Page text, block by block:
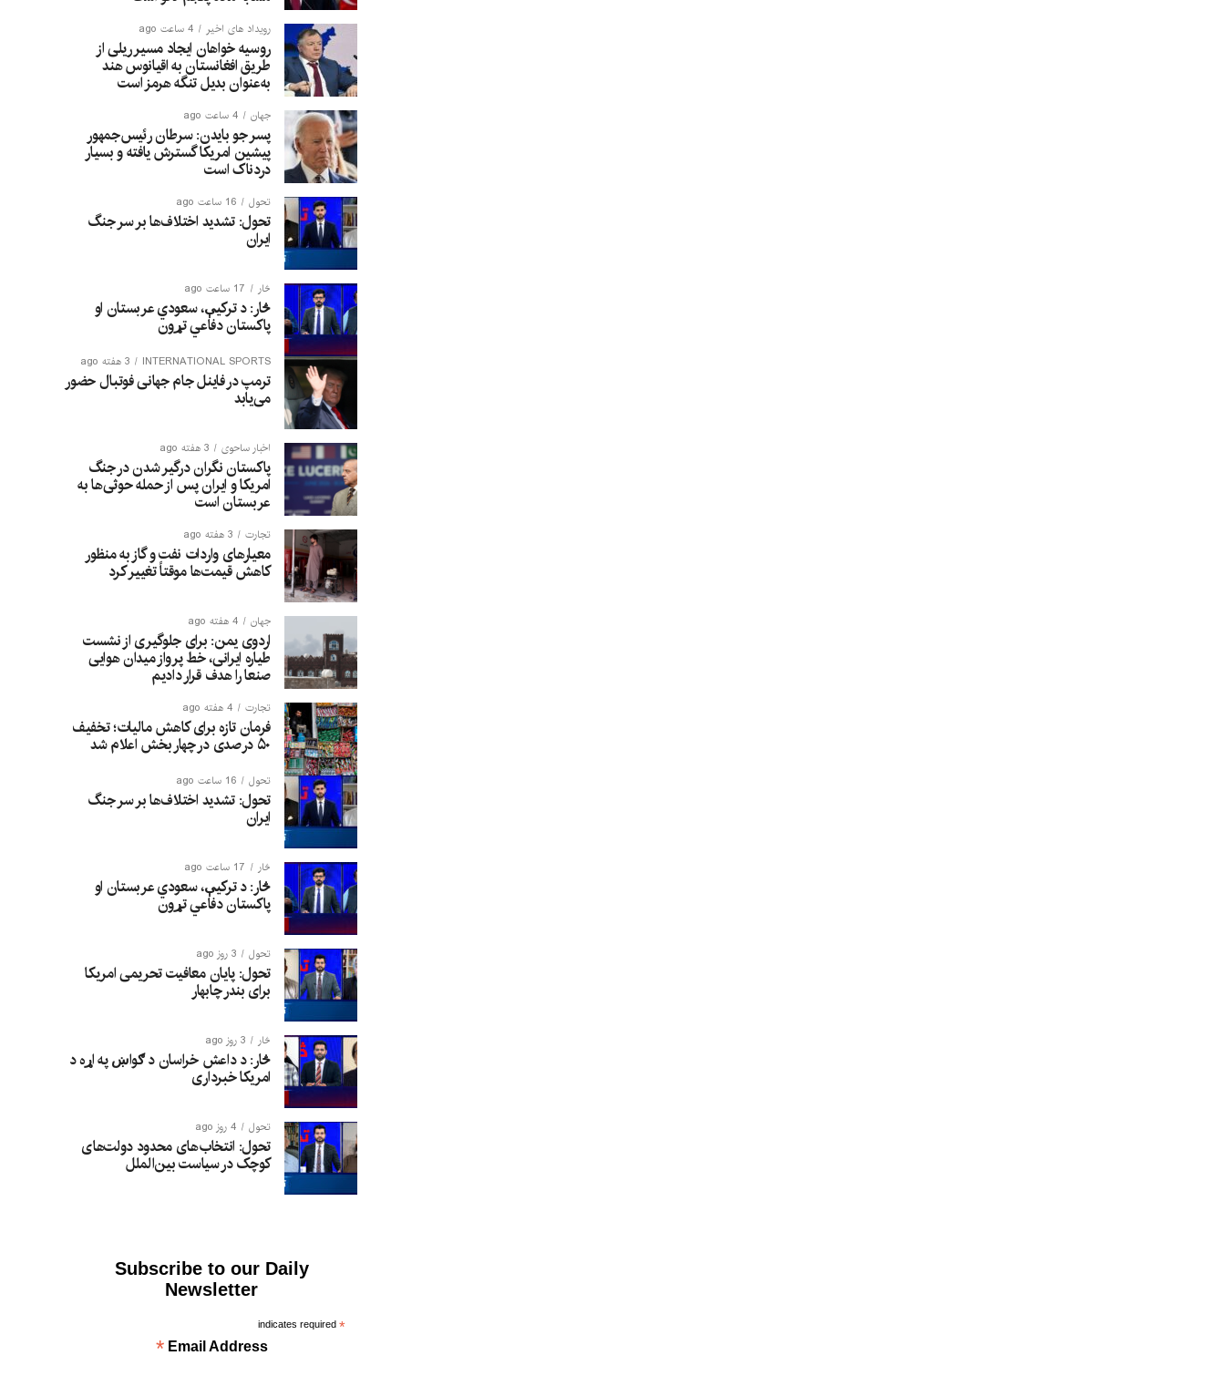
رویداد های اخیر 4 ساعت ago
روسیه خواهان ایجاد مسیر ریلی از
طریق افغانستان به اقیانوس هند
به‌عنوان بدیل تنگه هرمز است
جهان 4 ساعت ago
پسر جو بایدن: سرطان رئیس‌جمهور
پیشین امریکا گسترش یافته و بسیار
دردناک است
تحول 16 ساعت ago
تحول: تشدید اختلاف‌ها بر سر جنگ
ایران
څار 17 ساعت ago
څار: د ترکیې، سعودي عربستان او
پاکستان دفاعي تړون
INTERNATIONAL SPORTS 3 هفته ago
ترمپ در فاینل جام جهانی فوتبال حضور
می‌یابد
اخبار ساحوی 3 هفته ago
پاکستان نگران درگیر شدن در جنگ
امریکا و ایران پس از حمله حوثی‌ها به
عربستان است
تجارت 3 هفته ago
معیارهای واردات نفت و گاز به منظور
کاهش قیمت‌ها موقتاً تغییر کرد
جهان 4 هفته ago
اردوی یمن: برای جلوگیری از نشست
طیاره ایرانی، خط پرواز میدان هوایی
صنعا را هدف قرار دادیم
تجارت 4 هفته ago
فرمان تازه برای کاهش مالیات؛ تخفیف
۵۰ درصدی در چهار بخش اعلام شد
تحول 16 ساعت ago
تحول: تشدید اختلاف‌ها بر سر جنگ
ایران
څار 17 ساعت ago
څار: د ترکیې، سعودي عربستان او
پاکستان دفاعي تړون
تحول 3 روز ago
تحول: پایان معافیت تحریمی امریکا
برای بندر چابهار
څار 3 روز ago
څار: د داعش خراسان د ګواښ په اړه د
امریکا خبرداری
تحول 4 روز ago
تحول: انتخاب‌های محدود دولت‌های
کوچک در سیاست بین‌الملل
Subscribe to our Daily
Newsletter
*
indicates required
Email Address
*